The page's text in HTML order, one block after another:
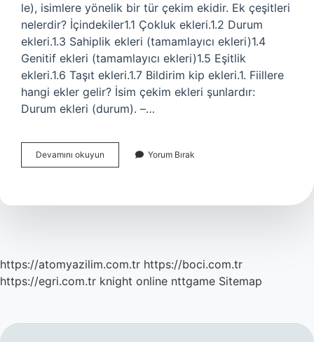
le), isimlere yönelik bir tür çekim ekidir. Ek çeşitleri
nelerdir? İçindekiler1.1 Çokluk ekleri.1.2 Durum
ekleri.1.3 Sahiplik ekleri (tamamlayıcı ekleri)1.4
Genitif ekleri (tamamlayıcı ekleri)1.5 Eşitlik
ekleri.1.6 Taşıt ekleri.1.7 Bildirim kip ekleri.1. Fiillere
hangi ekler gelir? İsim çekim ekleri şunlardır:
Durum ekleri (durum). –…
Devamını okuyun
Ve
Nelerdir
Yorum Bırak
https://atomyazilim.com.tr https://boci.com.tr
https://egri.com.tr knight online nttgame Sitemap